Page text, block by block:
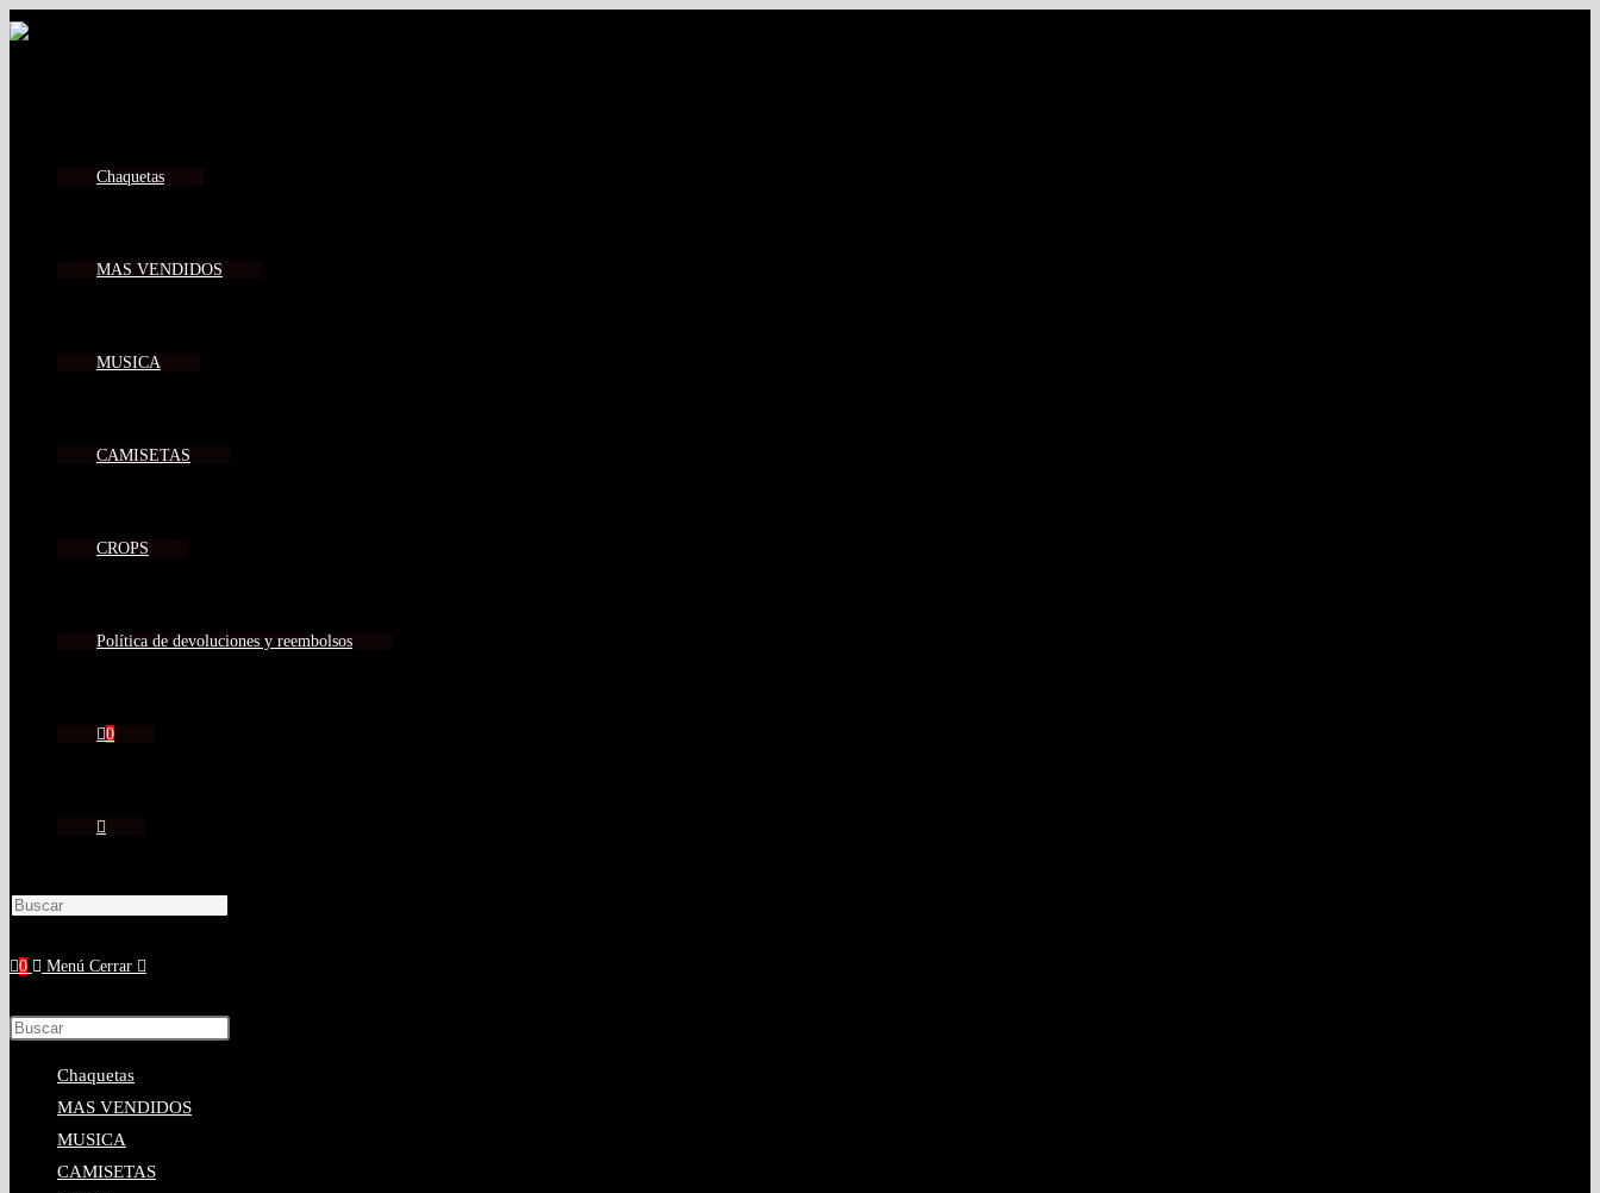
Chaquetas
MAS VENDIDOS
MUSICA
CAMISETAS
CROPS
Política de devoluciones y reembolsos
0
0 Menú Cerrar
Chaquetas
MAS VENDIDOS
MUSICA
CAMISETAS